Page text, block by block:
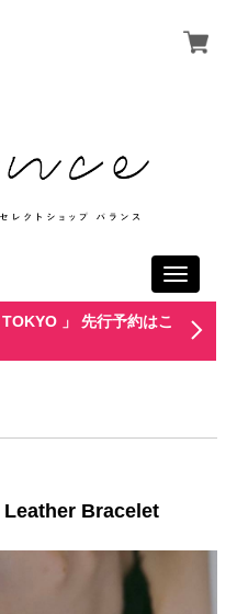
Toggle
」 先行予約はこ
Leather Bracelet